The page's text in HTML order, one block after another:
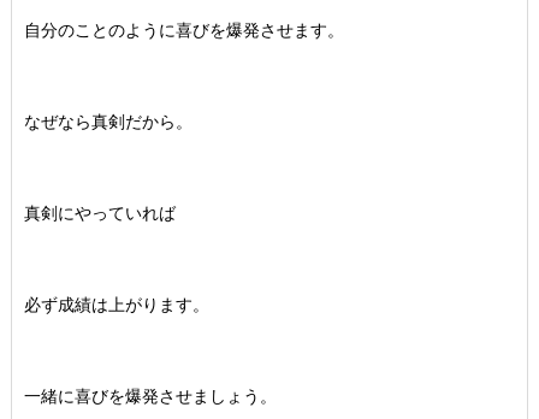
自分のことのように喜びを爆発させます。
なぜなら真剣だから。
真剣にやっていれば
必ず成績は上がります。
一緒に喜びを爆発させましょう。